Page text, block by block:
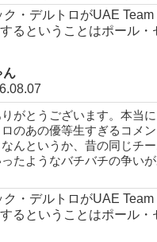
ク・デルトロがUAE
るということはポール・
ん
がとうございます。本当
のあの優等生すぎるコメ
んというか、昔の同じチ
たようなバチバチの争い
ク・デルトロがUAE
るということはポール・